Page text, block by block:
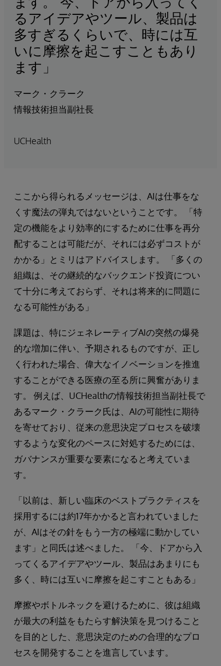
るアイデアやツール、製品は
多すぎるくらいで、時には互
いに摩擦を起こすこともあり
ます」
マーク・クラーク
情報技術担当副社長
UCHealth
ここから得られるメッセージは、AIは仕事をな
くす魔法の弾丸ではないということです。 「特
定の機能をより効率的にするために仕事を再分
配することは可能だが、それには必ずコストが
かかる」とミリはアドバイスします。 「多くの
組織は、その継続的なバックエンド投資につい
て十分に考えておらず、それは将来的に問題に
なる可能性がある」
課題は、特にジェネレーティブAIの突然の爆発
的な増加に伴い、予期されるものですが、正し
く行われた場合、偉大なイノベーションを推進
することができる医療の至る所に興奮がありま
す。 例えば、UCHealthの情報技術担当副社長で
あるマーク・クラーク氏は、AIの可能性に期待
を寄せており、従来の意思決定プロセスを破壊
するような変化のペースに対処するためには、
ガバナンスが重要な要素になると考えていま
す。
「以前は、新しい臨床のベストプラクティスを
採用するには約17年かかると言われていました
が、AIはその針をもう一方の極端に動かしてい
ます」と同氏は述べました。 「今、ドアから入
ってくるアイデアやツール、製品はあまりにも
多く、時には互いに摩擦を起こすこともある」
摩擦やボトルネックを避けるために、彼は組織
が最大の利益をもたらす解決策を見つけること
を目的とした、意思決定のための合理的なプロ
セスを開発することを進言しています。